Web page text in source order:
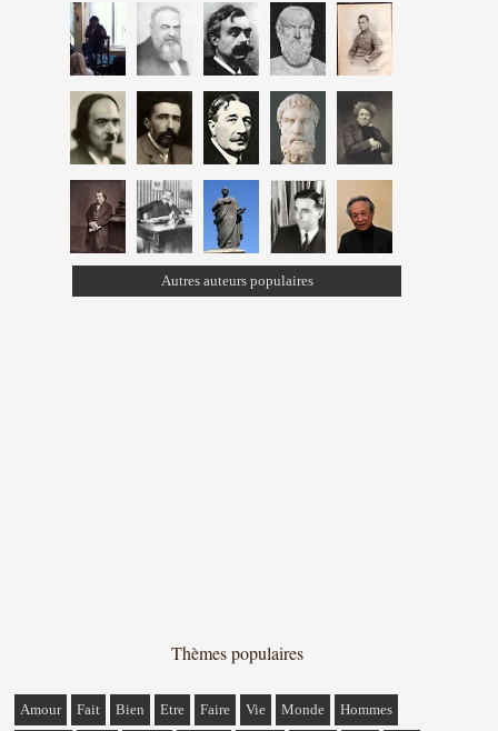
Autres auteurs populaires
Thèmes populaires
Amour Fait Bien Etre Faire Vie Monde Hommes